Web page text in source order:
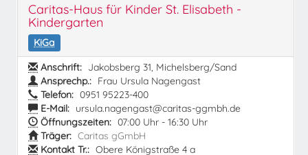
Caritas-Haus für Kinder St. Elisabeth -
Kindergarten
KiGa
Anschrift: Jakobsberg 31, Michelsberg/Sand
Ansprechp.: Frau Ursula Nagengast
Telefon: 0951 95223-400
E-Mail: ursula.nagengast@caritas-ggmbh.de
Öffnungszeiten: 07:00 Uhr - 16:30 Uhr
Träger: Caritas gGmbH
Kontakt Tr.: Obere Königstraße 4 a